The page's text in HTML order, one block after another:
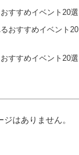
すすめイベント20選
おすすめイベント20
すすめイベント20選
はありません。